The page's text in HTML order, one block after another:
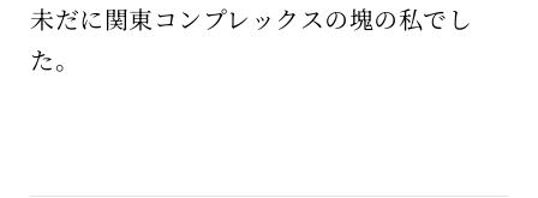
未だに関東コンプレックスの塊の私でし
た。